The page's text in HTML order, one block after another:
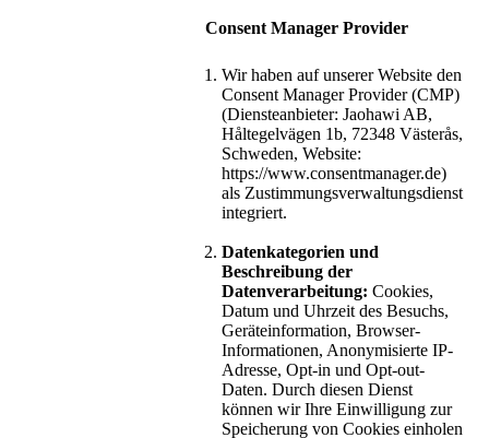
Consent Manager Provider
Wir haben auf unserer Website den
Consent Manager Provider (CMP)
(Diensteanbieter: Jaohawi AB,
Håltegelvägen 1b, 72348 Västerås,
Schweden, Website:
https://www.consentmanager.de)
als Zustimmungsverwaltungsdienst
integriert.
Datenkategorien und
Beschreibung der
Datenverarbeitung: Cookies,
Datum und Uhrzeit des Besuchs,
Geräteinformation, Browser-
Informationen, Anonymisierte IP-
Adresse, Opt-in und Opt-out-
Daten. Durch diesen Dienst
können wir Ihre Einwilligung zur
Speicherung von Cookies einholen